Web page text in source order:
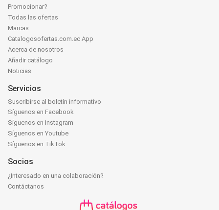
Promocionar?
Todas las ofertas
Marcas
Catalogosofertas.com.ec App
Acerca de nosotros
Añadir catálogo
Noticias
Servicios
Suscribirse al boletín informativo
Síguenos en Facebook
Síguenos en Instagram
Síguenos en Youtube
Síguenos en TikTok
Socios
¿Interesado en una colaboración?
Contáctanos